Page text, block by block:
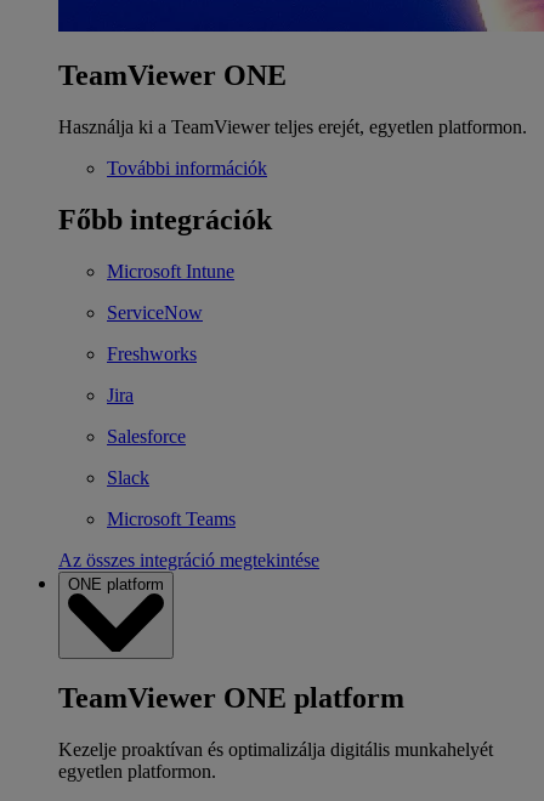
TeamViewer ONE
Használja ki a TeamViewer teljes erejét, egyetlen platformon.
További információk
Főbb integrációk
Microsoft Intune
ServiceNow
Freshworks
Jira
Salesforce
Slack
Microsoft Teams
Az összes integráció megtekintése
ONE platform
TeamViewer ONE platform
Kezelje proaktívan és optimalizálja digitális munkahelyét
egyetlen platformon.